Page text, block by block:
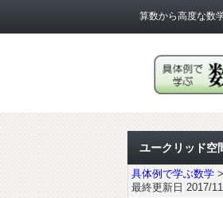
算数から高度な数
ユークリッド空
具体例で学ぶ数学 >
最終更新日 2017/